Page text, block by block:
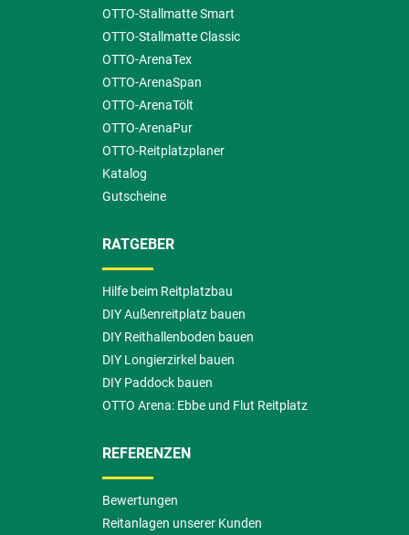
OTTO-Stallmatte Smart
OTTO-Stallmatte Classic
OTTO-ArenaTex
OTTO-ArenaSpan
OTTO-ArenaTölt
OTTO-ArenaPur
OTTO-Reitplatzplaner
Katalog
Gutscheine
RATGEBER
Hilfe beim Reitplatzbau
DIY Außenreitplatz bauen
DIY Reithallenboden bauen
DIY Longierzirkel bauen
DIY Paddock bauen
OTTO Arena: Ebbe und Flut Reitplatz
REFERENZEN
Bewertungen
Reitanlagen unserer Kunden